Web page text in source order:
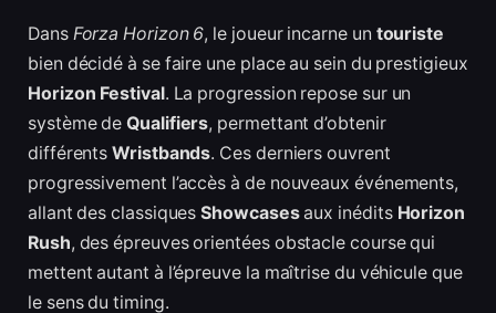
Dans Forza Horizon 6, le joueur incarne un touriste
bien décidé à se faire une place au sein du prestigieux
Horizon Festival. La progression repose sur un
système deQualifiers, permettant d’obtenir
différentsWristbands. Ces derniers ouvrent
progressivement l’accès à de nouveaux événements,
allant des classiquesShowcasesaux inédits Horizon
Rush, des épreuves orientées obstacle course qui
mettent autant à l’épreuve la maîtrise du véhicule que
le sens du timing.